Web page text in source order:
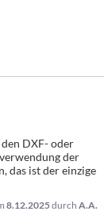
DXF- oder
der
das ist der einzige
8.12.2025durch A.A.